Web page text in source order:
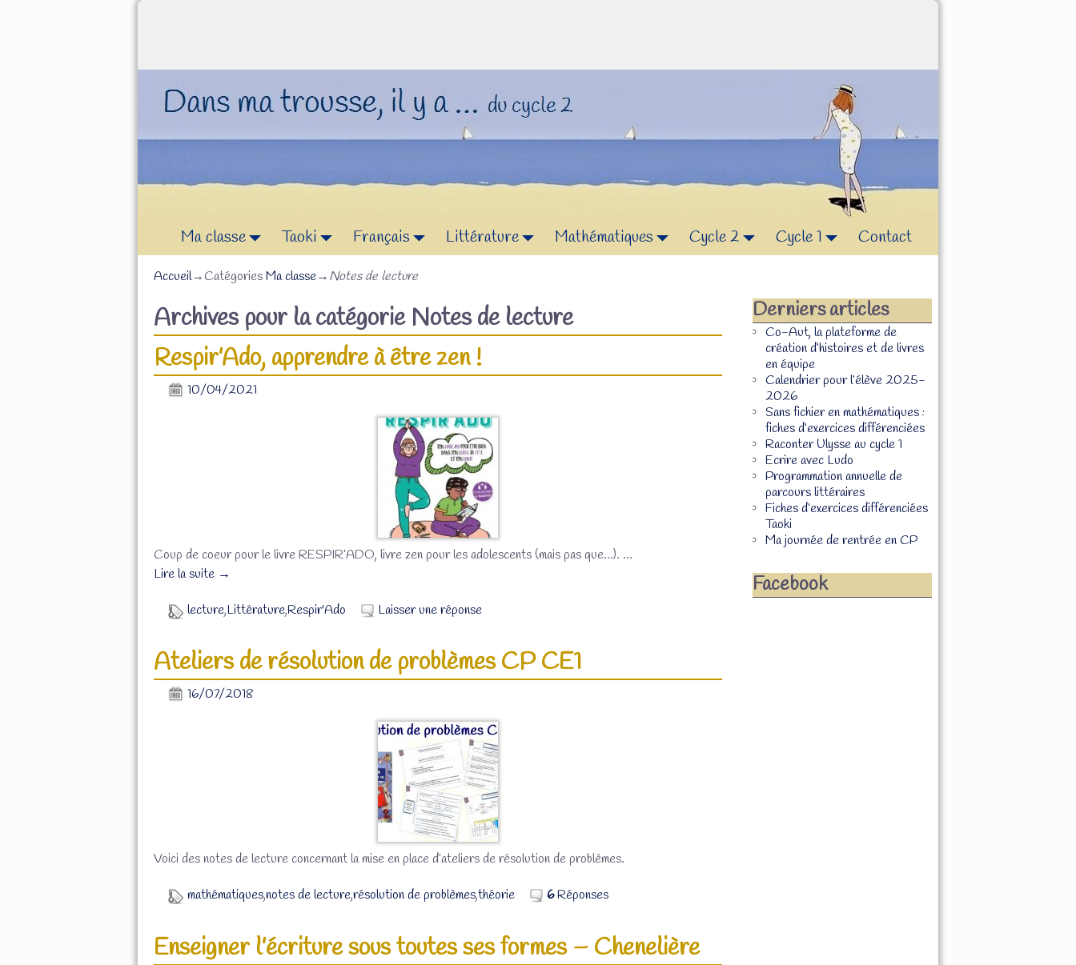
Ma classe Taoki Français Littérature Mathématiques Cycle 2 Cycle 1 Contact
Accueil→CatégoriesMa classe→Notes de lecture
Archives pour la catégorie Notes de lecture
Respir’Ado, apprendre à être zen !
10/04/2021
Coup de coeur pour le livre RESPIR’ADO, livre zen pour les adolescents (mais pas que…). …
Lire la suite →
lecture,Littérature,Respir'Ado Laisser une réponse
Ateliers de résolution de problèmes CP CE1
16/07/2018
Voici des notes de lecture concernant la mise en place d’ateliers de résolution de problèmes.
mathématiques,notes de lecture,résolution de problèmes,théorie 6Réponses
Enseigner l’écriture sous toutes ses formes – Chenelière
Derniers articles
Co-Aut, la plateforme de
création d’histoires et de livres
en équipe
Calendrier pour l’élève 2025-
2026
Sans fichier en mathématiques :
fiches d’exercices différenciées
Raconter Ulysse au cycle 1
Ecrire avec Ludo
Programmation annuelle de
parcours littéraires
Fiches d’exercices différenciées
Taoki
Ma journée de rentrée en CP
Facebook